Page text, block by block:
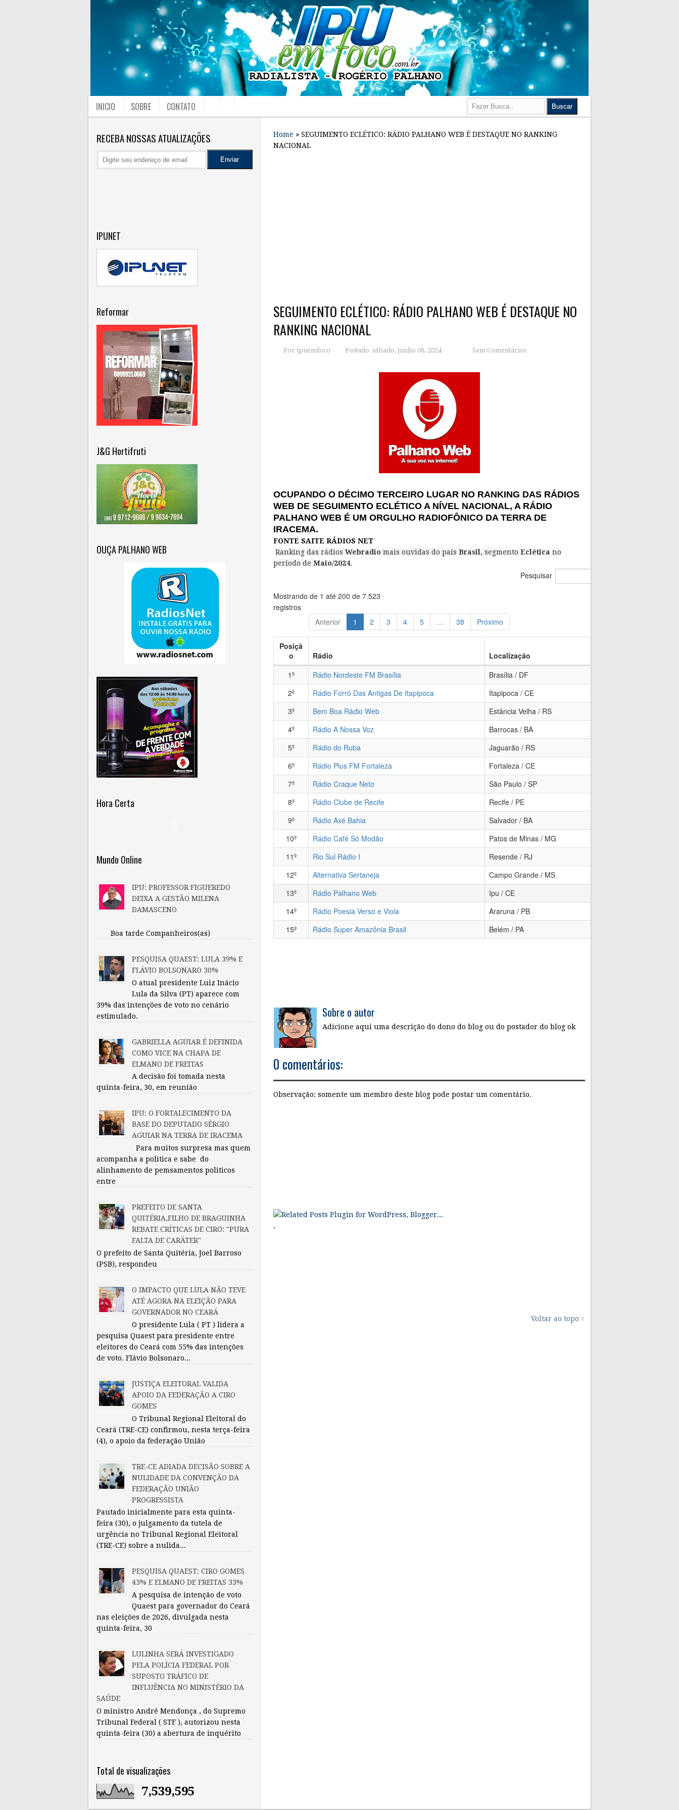
INICIO SOBRE CONTATO
Home » SEGUIMENTO ECLÉTICO: RÁDIO PALHANO WEB É DESTAQUE NO RANKING
NACIONAL
SEGUIMENTO ECLÉTICO: RÁDIO PALHANO WEB É DESTAQUE NO
RANKING NACIONAL
Por ipuemfoco Postado sábado, junho 08, 2024 Sem Comentários
OCUPANDO O DÉCIMO TERCEIRO LUGAR NO RANKING DAS RÁDIOS
WEB DE SEGUIMENTO ECLÉTICO A NÍVEL NACIONAL, A RÁDIO
PALHANO WEB É UM ORGULHO RADIOFÔNICO DA TERRA DE
IRACEMA.
FONTE SAITE RÁDIOS NET
Ranking das rádios Webradio mais ouvidas do país Brasil , segmento Eclética no
período de Maio/2024.
Pesquisar
Mostrando de 1 até 200 de 7.523
registros
Anterior
1 2 3 4 5 … 38 Próximo
Posiçã
o
Rádio Localização
1º
Rádio Nordeste FM Brasília Brasília / DF
2º
Rádio Forró Das Antigas De Itapipoca Itapipoca / CE
3º
Bem Boa Rádio Web Estância Velha / RS
4º
Rádio A Nossa Voz Barrocas / BA
5º
Rádio do Ruba Jaguarão / RS
6º
Rádio Plus FM Fortaleza Fortaleza / CE
7º
Rádio Craque Neto São Paulo / SP
8º
Rádio Clube de Recife Recife / PE
9º
Rádio Axé Bahia Salvador / BA
10º
Rádio Café Só Modão Patos de Minas / MG
11º
Rio Sul Rádio I Resende / RJ
12º
Alternativa Sertaneja Campo Grande / MS
13º
Rádio Palhano Web Ipu / CE
14º
Rádio Poesia Verso e Viola Araruna / PB
15º
Rádio Super Amazônia Brasil Belém / PA
Sobre o autor
Adicione aqui uma descrição do dono do blog ou do postador do blog ok
0 comentários:
Observação: somente um membro deste blog pode postar um comentário.
.
Voltar ao topo ↑
RECEBA NOSSAS ATUALIZAÇÕES
IPUNET
Reformar
J&G Hortifruti
OUÇA PALHANO WEB
Hora Certa
Mundo Online
IPU: PROFESSOR FIGUEREDO
DEIXA A GESTÃO MILENA
DAMASCENO
Boa tarde Companheiros(as)
PESQUISA QUAEST: LULA 39% E
FLÁVIO BOLSONARO 30%
O atual presidente Luiz Inácio
Lula da Silva (PT) aparece com
39% das intenções de voto no cenário
estimulado.
GABRIELLA AGUIAR É DEFINIDA
COMO VICE NA CHAPA DE
ELMANO DE FREITAS
A decisão foi tomada nesta
quinta-feira, 30, em reunião
IPU: O FORTALECIMENTO DA
BASE DO DEPUTADO SÉRGIO
AGUIAR NA TERRA DE IRACEMA
Para muitos surpresa mas quem
acompanha a politica e sabe do
alinhamento de pemsamentos politicos
entre
PREFEITO DE SANTA
QUITÉRIA,FILHO DE BRAGUINHA
REBATE CRÍTICAS DE CIRO: "PURA
FALTA DE CARÁTER"
O prefeito de Santa Quitéria, Joel Barroso
(PSB), respondeu
O IMPACTO QUE LULA NÃO TEVE
ATÉ AGORA NA ELEIÇÃO PARA
GOVERNADOR NO CEARÁ
O presidente Lula ( PT ) lidera a
pesquisa Quaest para presidente entre
eleitores do Ceará com 55% das intenções
de voto. Flávio Bolsonaro...
JUSTIÇA ELEITORAL VALIDA
APOIO DA FEDERAÇÃO A CIRO
GOMES
O Tribunal Regional Eleitoral do
Ceará (TRE-CE) confirmou, nesta terça-feira
(4), o apoio da federação União
TRE-CE ADIADA DECISÃO SOBRE A
NULIDADE DA CONVENÇÃO DA
FEDERAÇÃO UNIÃO
PROGRESSISTA
Pautado inicialmente para esta quinta-
feira (30), o julgamento da tutela de
urgência no Tribunal Regional Eleitoral
(TRE-CE) sobre a nulida...
PESQUISA QUAEST: CIRO GOMES
43% E ELMANO DE FREITAS 33%
A pesquisa de intenção de voto
Quaest para governador do Ceará
nas eleições de 2026, divulgada nesta
quinta-feira, 30
LULINHA SERÁ INVESTIGADO
PELA POLÍCIA FEDERAL POR
SUPOSTO TRÁFICO DE
INFLUÊNCIA NO MINISTÉRIO DA
SAÚDE
O ministro André Mendonça , do Supremo
Tribunal Federal ( STF ), autorizou nesta
quinta-feira (30) a abertura de inquérito
Total de visualizações
7,539,595